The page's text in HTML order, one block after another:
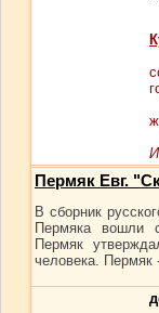
Пермяк Евг.
В сборник
Пермяка вошли
Пермяк
человека. Пермяк